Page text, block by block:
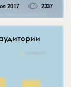
2017 2337